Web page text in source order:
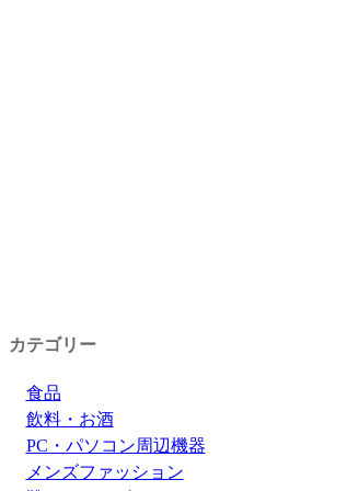
カテゴリー
食品
飲料・お酒
PC・パソコン周辺機器
メンズファッション